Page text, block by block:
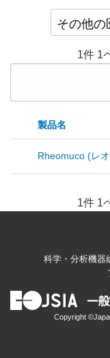
1件 1
製品名
Rheomuco (レ
1件 1
科学・分析機器
Copyright